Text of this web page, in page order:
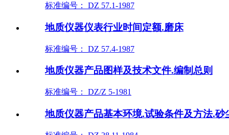
标准编号： DZ 57.1-1987
地质仪器仪表行业时间定额.磨床
标准编号： DZ 57.4-1987
地质仪器产品图样及技术文件.编制总则
标准编号： DZ/Z 5-1981
地质仪器产品基本环境.试验条件及方法.砂